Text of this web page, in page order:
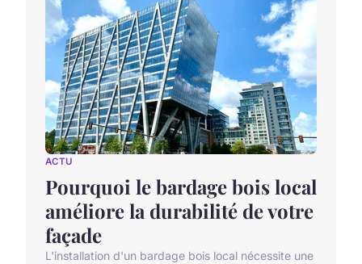
ACTU
Pourquoi le bardage bois local
améliore la durabilité de votre
façade
L'installation d'un bardage bois local nécessite une